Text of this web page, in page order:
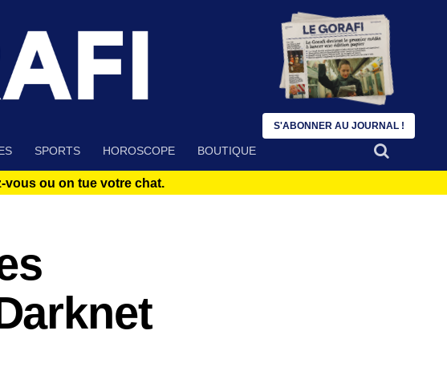
SPORTS HOROSCOPE BOUTIQUE
vous ou on tue votre chat.
S'ABONNER AU JOURNAL !